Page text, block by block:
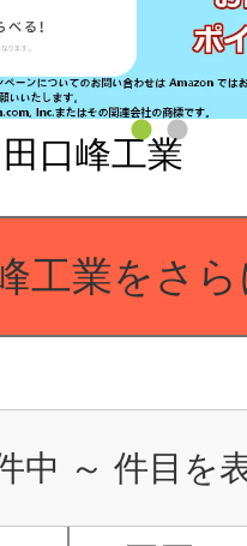
田口峰工業
工業をさ
中 ～ 件目を